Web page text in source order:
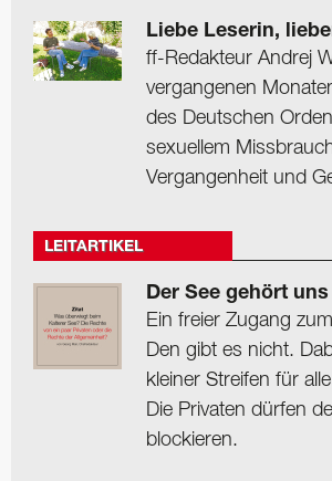
Liebe Leserin,
ff-Redakteur Andrej
vergangenen
des Deutschen
sexuellem
Vergangenheit und
LEITARTIKEL
Der See gehört uns
Ein freier Zugang
Den gibt es nicht.
kleiner Streifen für
Die Privaten dürfen
blockieren.